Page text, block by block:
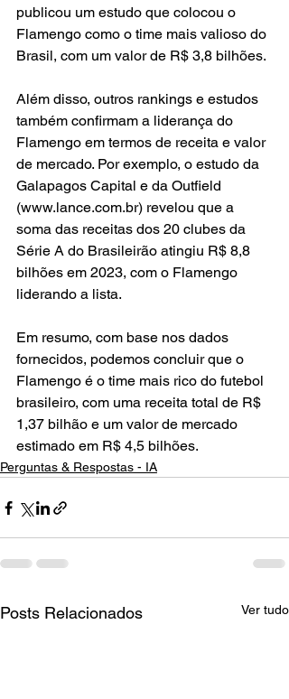
publicou um estudo que colocou o
Flamengo como o time mais valioso do
Brasil, com um valor de R$ 3,8 bilhões.
Além disso, outros rankings e estudos
também confirmam a liderança do
Flamengo em termos de receita e valor
de mercado. Por exemplo, o estudo da
Galapagos Capital e da Outfield
(www.lance.com.br) revelou que a
soma das receitas dos 20 clubes da
Série A do Brasileirão atingiu R$ 8,8
bilhões em 2023, com o Flamengo
liderando a lista.
Em resumo, com base nos dados
fornecidos, podemos concluir que o
Flamengo é o time mais rico do futebol
brasileiro, com uma receita total de R$
1,37 bilhão e um valor de mercado
estimado em R$ 4,5 bilhões.
Perguntas & Respostas - IA
Posts Relacionados Ver tudo